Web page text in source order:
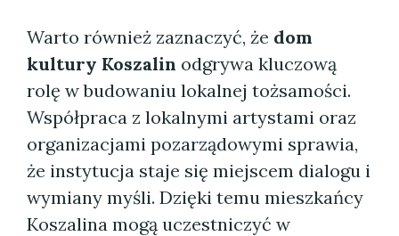
Warto również zaznaczyć, że dom
kultury Koszalin odgrywa kluczową
rolę w budowaniu lokalnej tożsamości.
Współpraca z lokalnymi artystami oraz
organizacjami pozarządowymi sprawia,
że instytucja staje się miejscem dialogu i
wymiany myśli. Dzięki temu mieszkańcy
Koszalina mogą uczestniczyć w